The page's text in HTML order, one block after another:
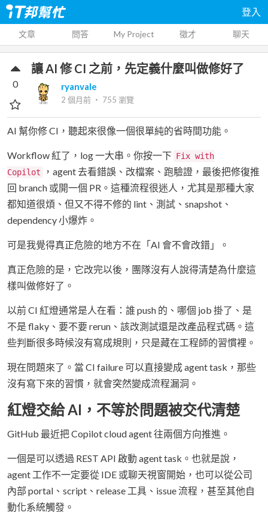
登入
文章 問答 My Project 徵才 聊天
讓 AI 修 CI 之前，先定義什麼叫做修好了
ryanvale
2 個月前 ‧ 755 瀏覽
0
AI 幫你修 CI，聽起來很像一個很單純的省時間功能。
Workflow 紅了，log 一大串。你按一下 Fix with
Copilot
，agent 去看錯誤、改檔案、跑驗證，最後把修復推
回 branch 或開一個 PR。這種流程很迷人，尤其是那種大家
都知道很煩、但又不得不修的 lint、測試、snapshot、
dependency 小爆炸。
可是我覺得真正危險的地方不在「AI 會不會改錯」。
真正危險的是，它改完以後，團隊沒有人說得清楚為什麼這
樣叫做修好了。
以前 CI 紅燈通常是人在看：誰 push 的、哪個 job 掛了、是
不是 flaky、要不要 rerun、該改測試還是改產品程式碼。這
些判斷很多時候沒有寫成規則，只是藏在工程師的習慣裡。
現在問題來了。當 CI failure 可以直接變成 agent task，那些
沒有寫下來的習慣，就會突然變成流程漏洞。
紅燈交給 AI，不等於問題被交代清楚
GitHub 最近把 Copilot cloud agent 往兩個方向推進。
一個是可以透過 REST API 啟動 agent task。也就是說，
agent 工作不一定要從 IDE 或聊天視窗開始，也可以從公司
內部 portal、script、release 工具、issue 流程，甚至其他自
動化系統觸發。